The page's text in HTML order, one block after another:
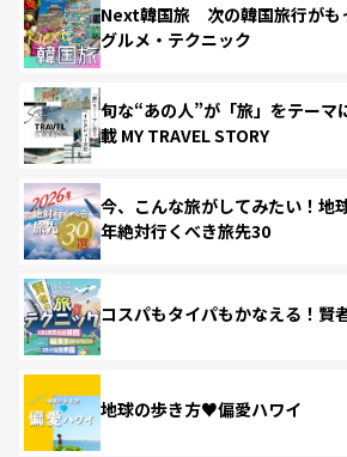
Next韓国旅 次の韓国旅行がも
グルメ・テクニック
旬な“あの人”が「旅」をテーマ
載 MY TRAVEL STORY
今、こんな旅がしてみたい！地
年絶対行くべき旅先30
コスパもタイパもかなえる！賢
地球の歩き方♥偏愛ハワイ